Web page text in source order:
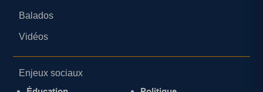
Balados
Vidéos
Enjeux sociaux